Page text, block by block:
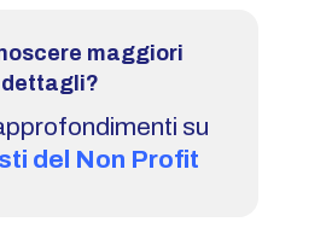
maggiori
dettagli?
su
del Non Profit